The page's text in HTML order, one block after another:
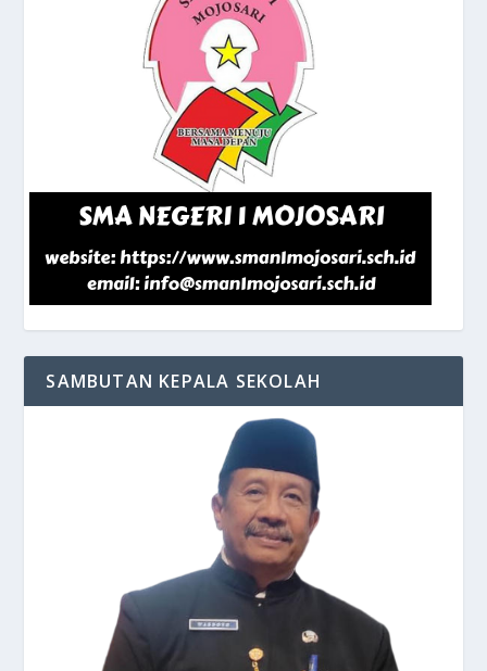
SAMBUTAN KEPALA SEKOLAH